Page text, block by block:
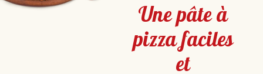
Une pâte à
pizza faciles
et